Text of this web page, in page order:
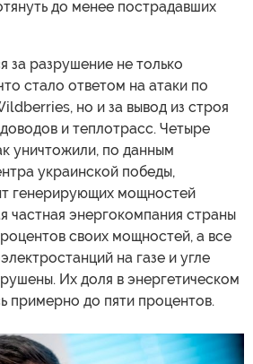
до менее пострадавших
за разрушение не только
стало ответом на атаки по
но и за вывод из строя
и теплотрасс. Четыре
уничтожили, по данным
украинской победы,
генерирующих мощностей
частная энергокомпания страны
своих мощностей, а все
на газе и угле
Их доля в энергетическом
примерно до пяти процентов.